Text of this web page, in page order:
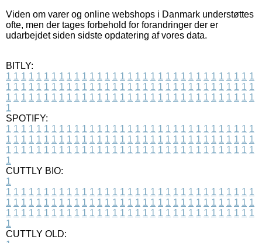
Viden om varer og online webshops i Danmark understøttes
ofte, men der tages forbehold for forandringer der er
udarbejdet siden sidste opdatering af vores data.
BITLY:
1 1 1 1 1 1 1 1 1 1 1 1 1 1 1 1 1 1 1 1 1 1 1 1 1 1 1 1 1 1 1 1 1
1 1 1 1 1 1 1 1 1 1 1 1 1 1 1 1 1 1 1 1 1 1 1 1 1 1 1 1 1 1 1 1 1
1 1 1 1 1 1 1 1 1 1 1 1 1 1 1 1 1 1 1 1 1 1 1 1 1 1 1 1 1 1 1 1 1
1
SPOTIFY:
1 1 1 1 1 1 1 1 1 1 1 1 1 1 1 1 1 1 1 1 1 1 1 1 1 1 1 1 1 1 1 1 1
1 1 1 1 1 1 1 1 1 1 1 1 1 1 1 1 1 1 1 1 1 1 1 1 1 1 1 1 1 1 1 1 1
1 1 1 1 1 1 1 1 1 1 1 1 1 1 1 1 1 1 1 1 1 1 1 1 1 1 1 1 1 1 1 1 1
1
CUTTLY BIO:
1
1 1 1 1 1 1 1 1 1 1 1 1 1 1 1 1 1 1 1 1 1 1 1 1 1 1 1 1 1 1 1 1 1
1 1 1 1 1 1 1 1 1 1 1 1 1 1 1 1 1 1 1 1 1 1 1 1 1 1 1 1 1 1 1 1 1
1 1 1 1 1 1 1 1 1 1 1 1 1 1 1 1 1 1 1 1 1 1 1 1 1 1 1 1 1 1 1 1 1
1
CUTTLY OLD: